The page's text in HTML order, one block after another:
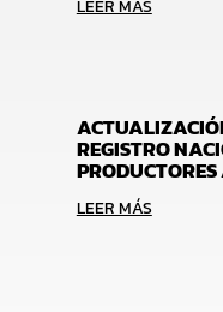
LEER MÁS
REGISTRO
LEER MÁS